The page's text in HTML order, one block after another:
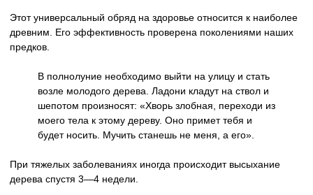
Этот универсальный обряд на здоровье относится к наиболее
древним. Его эффективность проверена поколениями наших
предков.
В полнолуние необходимо выйти на улицу и стать
возле молодого дерева. Ладони кладут на ствол и
шепотом произносят: «Хворь злобная, переходи из
моего тела к этому дереву. Оно примет тебя и
будет носить. Мучить станешь не меня, а его».
При тяжелых заболеваниях иногда происходит высыхание
дерева спустя 3—4 недели.